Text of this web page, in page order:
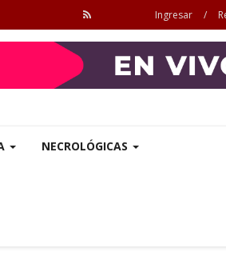
Ingresar /
NECROLÓGICAS